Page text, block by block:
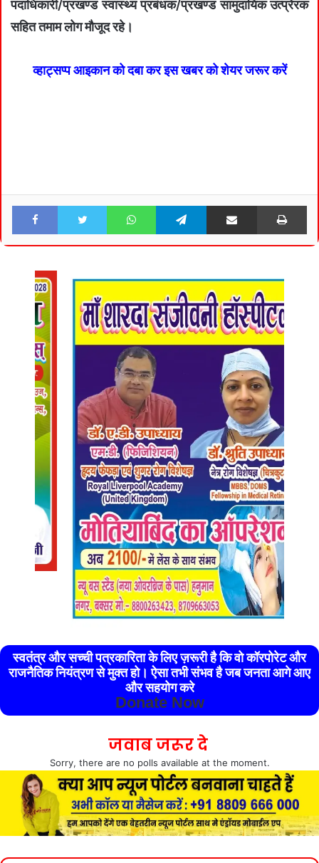
पदाधिकारी/प्रखण्ड स्वास्थ्य प्रबंधक/प्रखण्ड सामुदायिक उत्प्रेरक
सहित तमाम लोग मौजूद रहे।
व्हाट्सप्प आइकान को दबा कर इस खबर को शेयर जरूर करें
Facebook Twitter WhatsApp Telegram Share via Email
स्वतंत्र और सच्ची पत्रकारिता के लिए ज़रूरी है कि वो कॉरपोरेट और
राजनैतिक नियंत्रण से मुक्त हो। ऐसा तभी संभव है जब जनता आगे आए
और सहयोग करे
Donate Now
जवाब जरूर दे
Sorry, there are no polls available at the moment.